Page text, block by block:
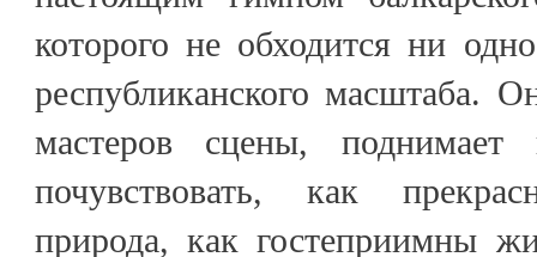
которого не обходится ни
республиканского масштаба.
мастеров сцены, поднимает
почувствовать, как
природа, как гостеприимны